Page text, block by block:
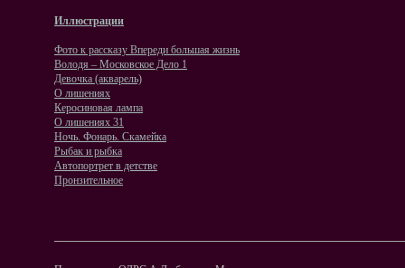
Иллюстрации
Фото к рассказу Впереди большая жизнь
Володя – Московское Дело 1
Девочка (акварель)
O лишениях
Керосиновая лампа
О лишениях 31
Ночь. Фонарь. Скамейка
Рыбак и рыбка
Автопортрет в детстве
Пронзительное